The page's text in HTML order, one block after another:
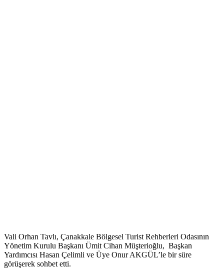
Vali Orhan Tavlı, Çanakkale Bölgesel Turist Rehberleri Odasının
Yönetim Kurulu Başkanı Ümit Cihan Müşterioğlu, Başkan
Yardımcısı Hasan Çelimli ve Üye Onur AKGÜL’le bir süre
görüşerek sohbet etti.